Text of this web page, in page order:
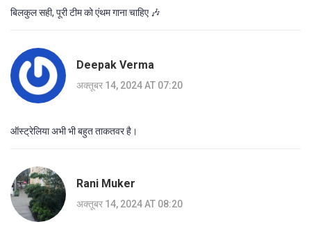
बिलकुल सही, पूरी टीम को एंथम गाना चाहिए 🎶
Deepak Verma
अक्तूबर 14, 2024 AT 07:20
ऑस्ट्रेलिया अभी भी बहुत ताकतवर है।
Rani Muker
अक्तूबर 14, 2024 AT 08:20